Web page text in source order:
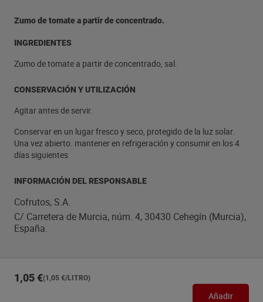
Zumo de tomate a partir de concentrado.
INGREDIENTES
Zumo de tomate a partir de concentrado, sal.
CONSERVACIÓN Y UTILIZACIÓN
Agitar antes de servir.
Conservar en un lugar fresco y seco, protegido de la luz solar.
Una vez abierto. mantener en refrigeración y consumir en los 4
días siguientes
INFORMACIÓN DEL RESPONSABLE
Cofrutos, S.A.
C/ Carretera de Murcia, núm. 4, 30430 Cehegín (Murcia),
España.
1,05 €(1,05 €/LITRO)
Añadir